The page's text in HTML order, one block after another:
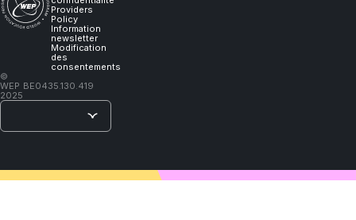
Providers
Policy
Information
newsletter
Modification
des
consentements
©
WEP
2025
BE0435.130.419
learn."
Lao